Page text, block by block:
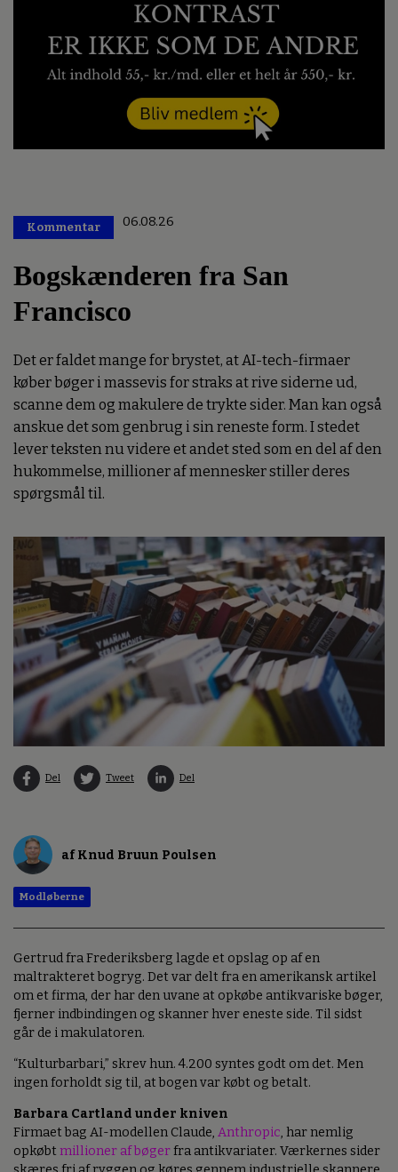
Kommentar 06.08.26
Bogskænderen fra San
Francisco
Det er faldet mange for brystet, at AI-tech-firmaer
køber bøger i massevis for straks at rive siderne ud,
scanne dem og makulere de trykte sider. Man kan også
anskue det som genbrug i sin reneste form. I stedet
lever teksten nu videre et andet sted som en del af den
hukommelse, millioner af mennesker stiller deres
spørgsmål til.
Del Tweet Del
af Knud Bruun Poulsen
Modløberne
Gertrud fra Frederiksberg lagde et opslag op af en
maltrakteret bogryg. Det var delt fra en amerikansk artikel
om et firma, der har den uvane at opkøbe antikvariske bøger,
fjerner indbindingen og skanner hver eneste side. Til sidst
går de i makulatoren.
“Kulturbarbari,” skrev hun. 4.200 syntes godt om det. Men
ingen forholdt sig til, at bogen var købt og betalt.
Barbara Cartland under kniven
Firmaet bag AI-modellen Claude, Anthropic, har nemlig
opkøbt millioner af bøgerfra antikvariater. Værkernes sider